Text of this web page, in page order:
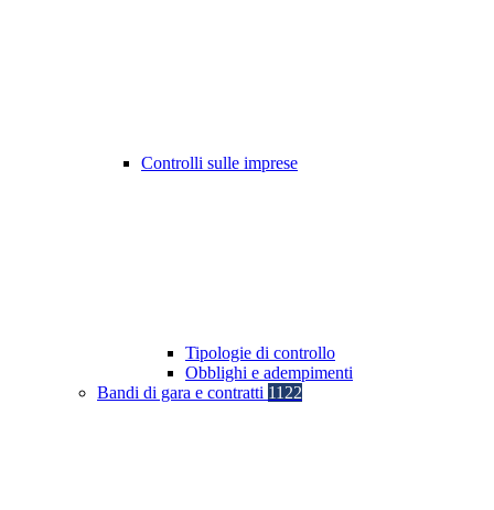
Controlli sulle imprese
Tipologie di controllo
Obblighi e adempimenti
Bandi di gara e contratti 1122